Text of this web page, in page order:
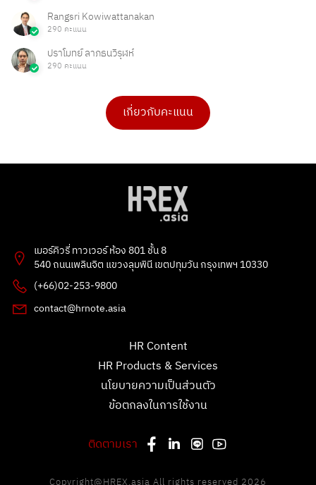
Rangsri Kowiwattanakan
290 คะแนน
ปราโมทย์ ลาภธนวิรุฬห์
290 คะแนน
ดร.เบ็ญจวรรณ บุญใจเพ็ชร
3 คะแนน
เพชรลดา แก้วชูทอง
1 คะแนน
1 คะแนน
chitchanok Akkarasaringkan
Putthipanya Rueangsom
1 คะแนน
G
1 คะแนน
1 คะแนน
ขันตี กลิ่นผกา
สุทิพยาภรณ์ หวังสุวรรณ
เกี่ยวกับคะแนน
เมอร์คิวรี่ ทาวเวอร์ ห้อง 801 ชั้น 8
540 ถนนเพลินจิต แขวงลุมพินี เขตปทุมวัน กรุงเทพฯ 10330
(+66)02-253-9800
contact@hrnote.asia
HR Content
HR Products & Services
นโยบายความเป็นส่วนตัว
ข้อตกลงในการใช้งาน
ติดตามเรา